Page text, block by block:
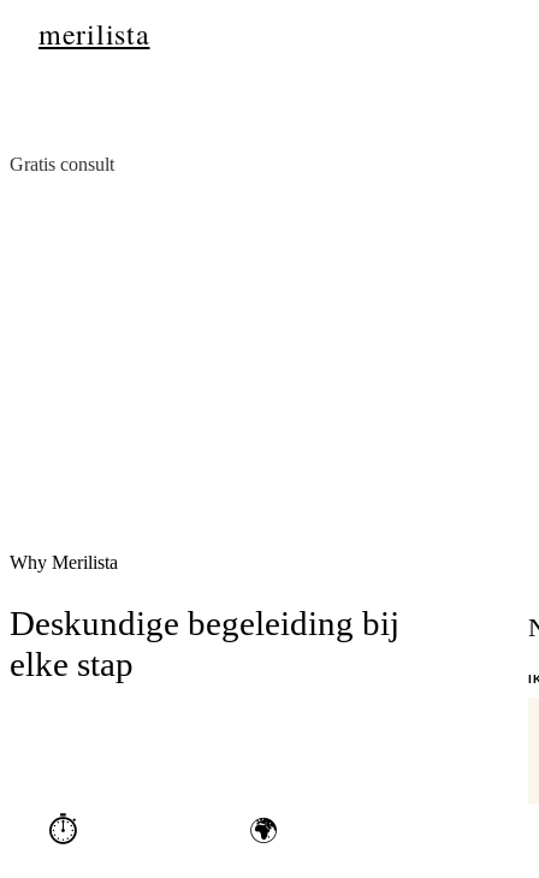
merilista
Gratis consult
Why Merilista
Deskundige begeleiding bij
elke stap
⏱ 🌍